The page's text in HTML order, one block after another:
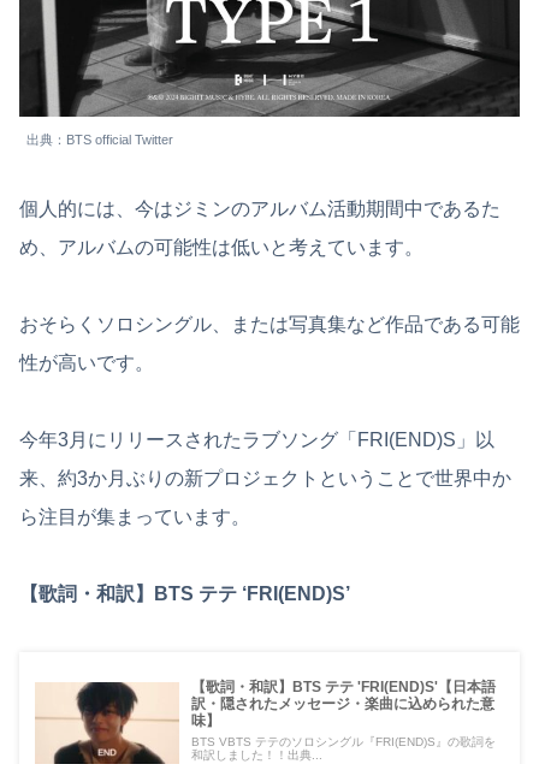
出典：BTS official Twitter
個人的には、今はジミンのアルバム活動期間中であるた
め、アルバムの可能性は低いと考えています。
おそらくソロシングル、または写真集など作品である可能
性が高いです。
今年3月にリリースされたラブソング「FRI(END)S」以
来、約3か月ぶりの新プロジェクトということで世界中か
ら注目が集まっています。
【歌詞・和訳】BTS テテ ‘FRI(END)S’
【歌詞・和訳】BTS テテ 'FRI(END)S'【日本語
訳・隠されたメッセージ・楽曲に込められた意
味】
BTS VBTS テテのソロシングル『FRI(END)S』の歌詞を
和訳しました！！出典...